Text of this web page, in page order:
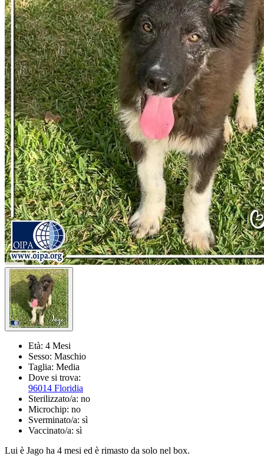
Età: 4 Mesi
Sesso: Maschio
Taglia: Media
Dove si trova:
96014 Floridia
Sterilizzato/a: no
Microchip: no
Sverminato/a: sì
Vaccinato/a: sì
Lui è Jago ha 4 mesi ed è rimasto da solo nel box.